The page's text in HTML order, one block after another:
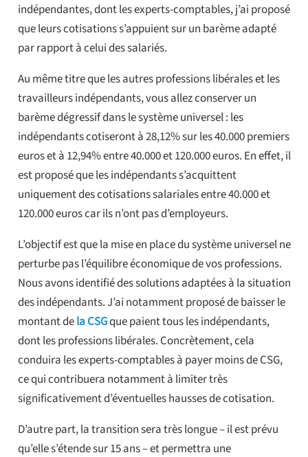
indépendantes, dont les experts-comptables, j’ai proposé
que leurs cotisations s’appuient sur un barème adapté
par rapport à celui des salariés.
Au même titre que les autres professions libérales et les
travailleurs indépendants, vous allez conserver un
barème dégressif dans le système universel : les
indépendants cotiseront à 28,12% sur les 40.000 premiers
euros et à 12,94% entre 40.000 et 120.000 euros. En effet, il
est proposé que les indépendants s’acquittent
uniquement des cotisations salariales entre 40.000 et
120.000 euros car ils n’ont pas d’employeurs.
L’objectif est que la mise en place du système universel ne
perturbe pas l’équilibre économique de vos professions.
Nous avons identifié des solutions adaptées à la situation
des indépendants. J’ai notamment proposé de baisser le
montant dela CSGque paient tous les indépendants,
dont les professions libérales. Concrètement, cela
conduira les experts-comptables à payer moins de CSG,
ce qui contribuera notamment à limiter très
significativement d’éventuelles hausses de cotisation.
D’autre part, la transition sera très longue – il est prévu
qu’elle s’étende sur 15 ans – et permettra une